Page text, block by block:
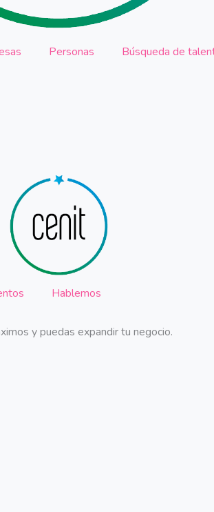
Personas Búsqueda de
Hablemos
y puedas expandir tu negocio.